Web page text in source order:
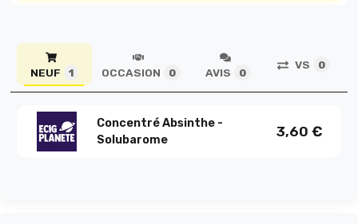
NEUF 1 OCCASION 0 AVIS 0
VS 0
Concentré Absinthe -
Solubarome
3,60 €